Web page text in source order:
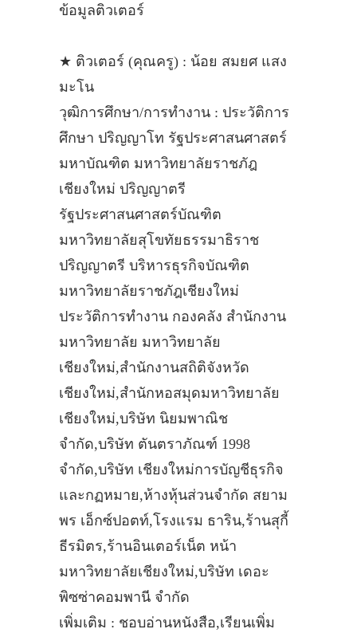
ข้อมูลติวเตอร์
★ ติวเตอร์ (คุณครู) : น้อย สมยศ แสง
มะโน
วุฒิการศึกษา/การทำงาน : ประวัติการ
ศึกษา ปริญญาโท รัฐประศาสนศาสตร์
มหาบัณฑิต มหาวิทยาลัยราชภัฎ
เชียงใหม่ ปริญญาตรี
รัฐประศาสนศาสตร์บัณฑิต
มหาวิทยาลัยสุโขทัยธรรมาธิราช
ปริญญาตรี บริหารธุรกิจบัณฑิต
มหาวิทยาลัยราชภัฎเชียงใหม่
ประวัติการทำงาน กองคลัง สำนักงาน
มหาวิทยาลัย มหาวิทยาลัย
เชียงใหม่,สำนักงานสถิติจังหวัด
เชียงใหม่,สำนักหอสมุดมหาวิทยาลัย
เชียงใหม่,บริษัท นิยมพาณิช
จำกัด,บริษัท ตันตราภัณฑ์ 1998
จำกัด,บริษัท เชียงใหม่การบัญชีธุรกิจ
และกฏหมาย,ห้างหุ้นส่วนจำกัด สยาม
พร เอ็กซ์ปอตท์,โรงแรม ธาริน,ร้านสุกี้
ธีรมิตร,ร้านอินเตอร์เน็ต หน้า
มหาวิทยาลัยเชียงใหม่,บริษัท เดอะ
พิซซ่าคอมพานี จำกัด
เพิ่มเติม : ชอบอ่านหนังสือ,เรียนเพิ่ม